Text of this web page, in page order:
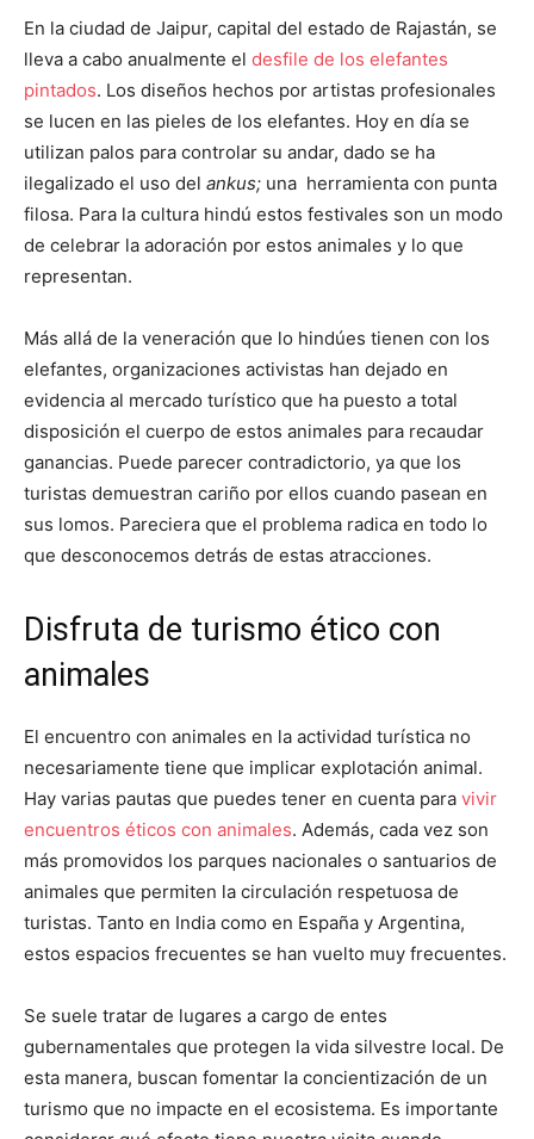
En la ciudad de Jaipur, capital del estado de Rajastán, se
lleva a cabo anualmente el desfile de los elefantes
pintados. Los diseños hechos por artistas profesionales
se lucen en las pieles de los elefantes. Hoy en día se
utilizan palos para controlar su andar, dado se ha
ilegalizado el uso del ankus; una herramienta con punta
filosa. Para la cultura hindú estos festivales son un modo
de celebrar la adoración por estos animales y lo que
representan.
Más allá de la veneración que lo hindúes tienen con los
elefantes, organizaciones activistas han dejado en
evidencia al mercado turístico que ha puesto a total
disposición el cuerpo de estos animales para recaudar
ganancias. Puede parecer contradictorio, ya que los
turistas demuestran cariño por ellos cuando pasean en
sus lomos. Pareciera que el problema radica en todo lo
que desconocemos detrás de estas atracciones.
Disfruta de turismo ético con
animales
El encuentro con animales en la actividad turística no
necesariamente tiene que implicar explotación animal.
Hay varias pautas que puedes tener en cuenta para vivir
encuentros éticos con animales. Además, cada vez son
más promovidos los parques nacionales o santuarios de
animales que permiten la circulación respetuosa de
turistas. Tanto en India como en España y Argentina,
estos espacios frecuentes se han vuelto muy frecuentes.
Se suele tratar de lugares a cargo de entes
gubernamentales que protegen la vida silvestre local. De
esta manera, buscan fomentar la concientización de un
turismo que no impacte en el ecosistema. Es importante